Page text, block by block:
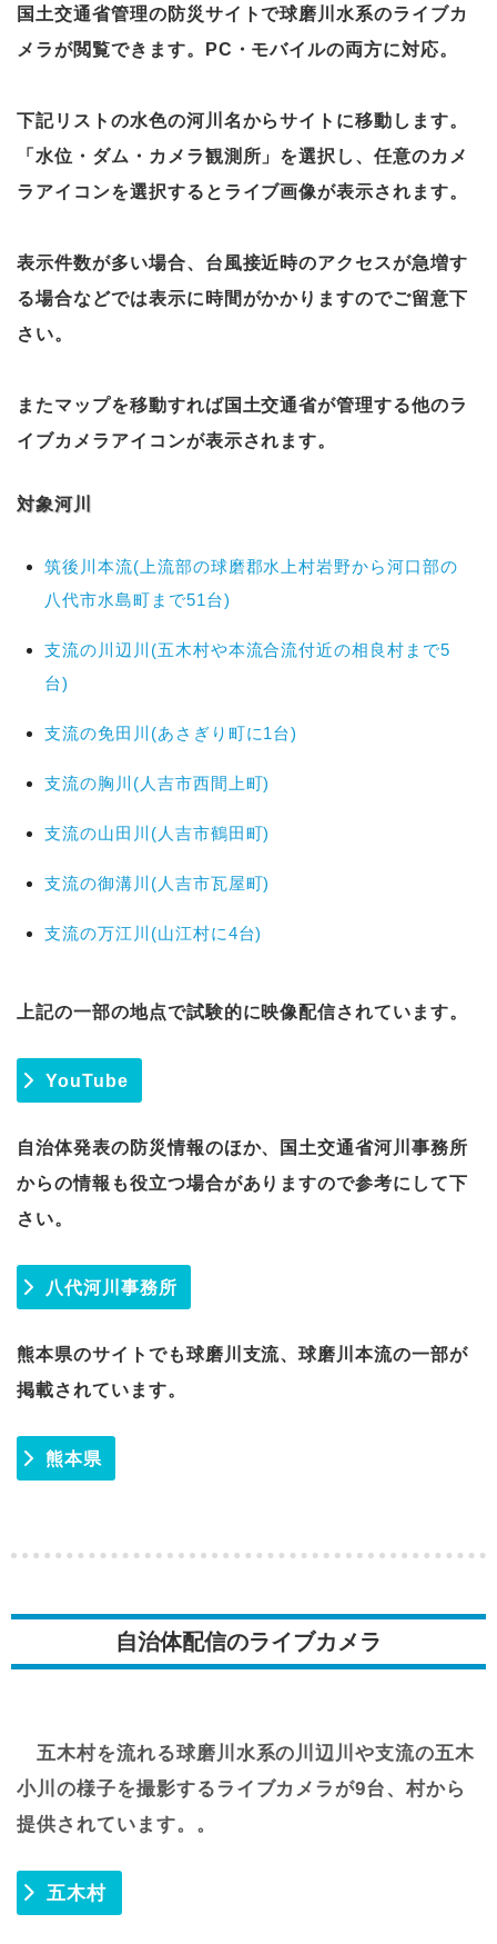
国土交通省管理の防災サイトで球磨川水系のライブカ
メラが閲覧できます。PC・モバイルの両方に対応。
下記リストの水色の河川名からサイトに移動します。
「水位・ダム・カメラ観測所」を選択し、任意のカメ
ラアイコンを選択するとライブ画像が表示されます。
表示件数が多い場合、台風接近時のアクセスが急増す
る場合などでは表示に時間がかかりますのでご留意下
さい。
またマップを移動すれば国土交通省が管理する他のラ
イブカメラアイコンが表示されます。
対象河川
筑後川本流(上流部の球磨郡水上村岩野から河口部の
八代市水島町まで51台)
支流の川辺川(五木村や本流合流付近の相良村まで5
台)
支流の免田川(あさぎり町に1台)
支流の胸川(人吉市西間上町)
支流の山田川(人吉市鶴田町)
支流の御溝川(人吉市瓦屋町)
支流の万江川(山江村に4台)
上記の一部の地点で試験的に映像配信されています。
YouTube
自治体発表の防災情報のほか、国土交通省河川事務所
からの情報も役立つ場合がありますので参考にして下
さい。
八代河川事務所
熊本県のサイトでも球磨川支流、球磨川本流の一部が
掲載されています。
熊本県
自治体配信のライブカメラ
五木村を流れる球磨川水系の川辺川や支流の五木
小川の様子を撮影するライブカメラが9台、村から
提供されています。。
五木村